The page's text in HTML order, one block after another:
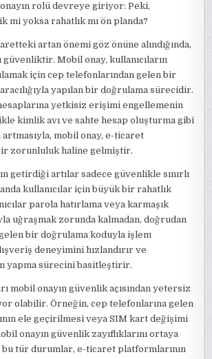
rolü devreye giriyor: Peki,
mi yoksa rahatlık mı ön planda?
artan önemi göz önüne alındığında,
Mobil onay, kullanıcıların
için cep telefonlarından gelen bir
yapılan bir doğrulama sürecidir.
hesaplarına yetkisiz erişimi engellemenin
kimlik avı ve sahte hesap oluşturma gibi
mobil onay, e-ticaret
zorunluluk haline gelmiştir.
getirdiği artılar sadece güvenlikle sınırlı
kullanıcılar için büyük bir rahatlık
parola hatırlama veya karmaşık
uğraşmak zorunda kalmadan, doğrudan
bir doğrulama koduyla işlem
deneyimini hızlandırır ve
yapma sürecini basitleştirir.
mobil onayın güvenlik açısından yetersiz
olabilir. Örneğin, cep telefonlarına gelen
ele geçirilmesi veya SIM kart değişimi
onayın güvenlik zayıflıklarını ortaya
bu tür durumlar, e-ticaret platformlarının